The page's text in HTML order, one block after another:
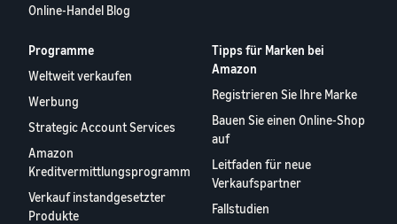
Online-Handel Blog
Programme
Weltweit verkaufen
Werbung
Strategic Account Services
Amazon
Kreditvermittlungsprogramm
Verkauf instandgesetzter
Produkte
Tipps für Marken bei
Amazon
Registrieren Sie Ihre Marke
Bauen Sie einen Online-Shop
auf
Leitfaden für neue
Verkaufspartner
Fallstudien